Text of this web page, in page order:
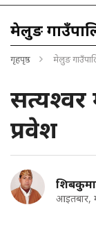
मेलुङ
गृहपृष्ठ मेलुङ
सत्यश्वर
प्रवेश
आइतबार,